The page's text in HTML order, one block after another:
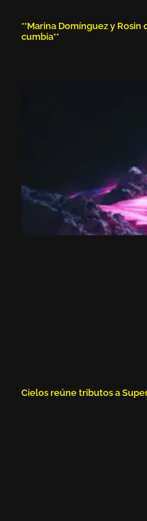
**Marina Domínguez y
cumbia**
Cielos reúne tributos a